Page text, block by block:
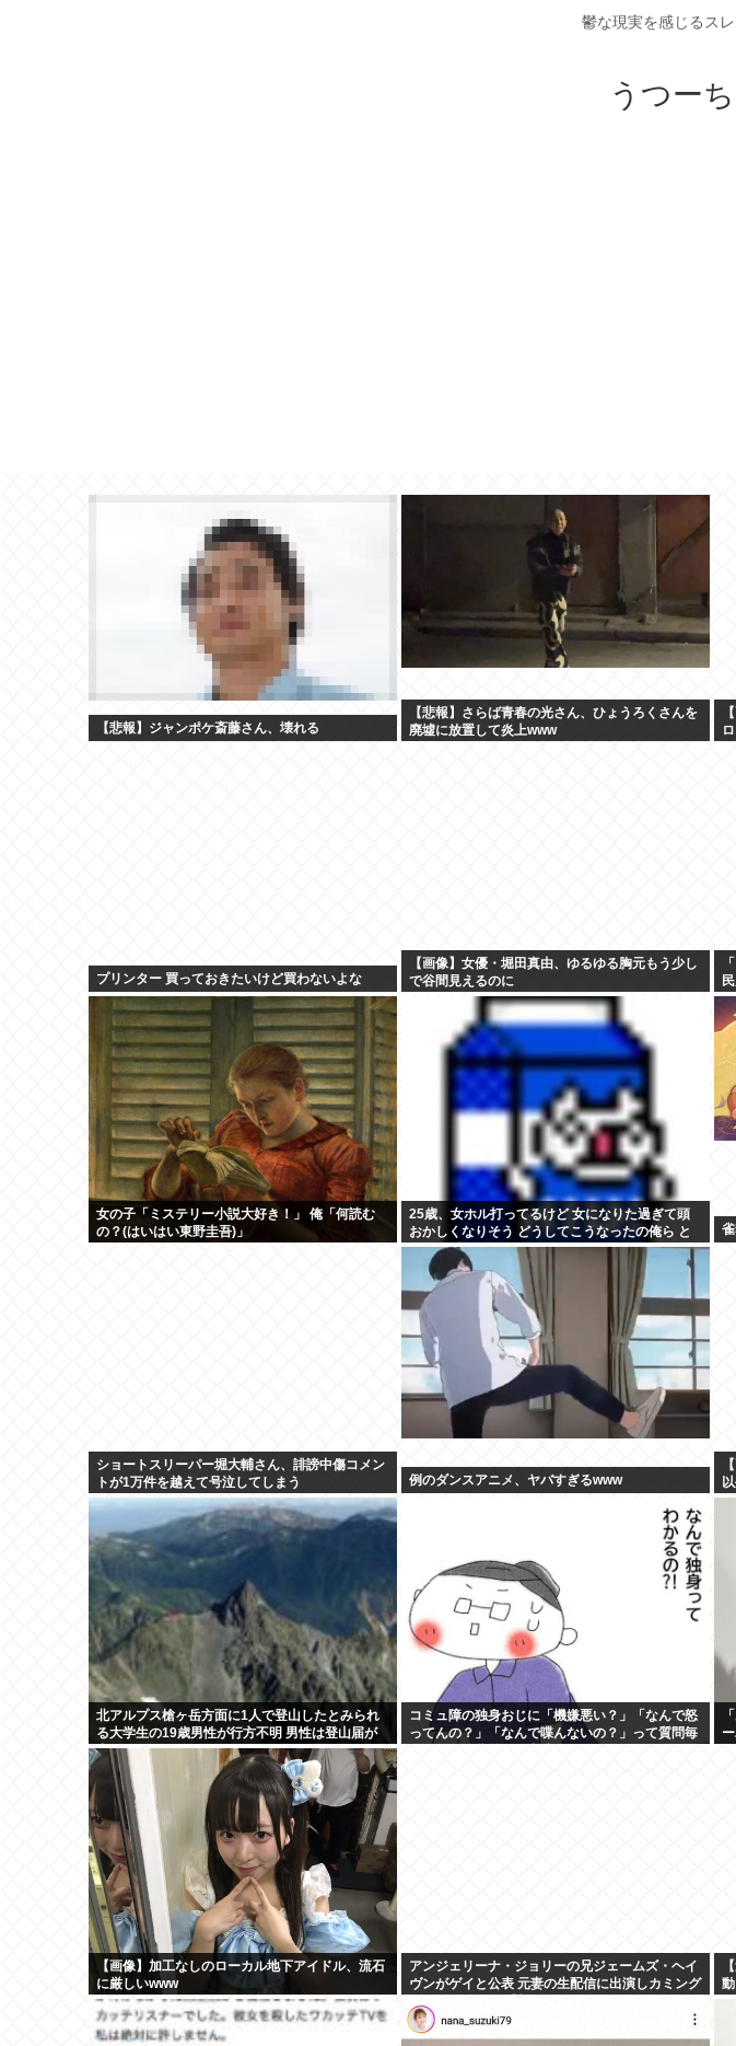
鬱な現実を感じるス
うつー
【悲報】ジャンポケ斎藤さん、壊れる
【悲報】さらば青春の光さん、ひょうろくさんを
廃墟に放置して炎上www
プリンター 買っておきたいけど買わないよな
【画像】女優・堀田真由、ゆるゆる胸元もう少し
で谷間見えるのに
女の子「ミステリー小説大好き！」 俺「何読む
の？(はいはい東野圭吾)」
25歳、女ホル打ってるけど 女になりた過ぎて頭
おかしくなりそう どうしてこうなったの俺ら と
りあえずオ●ニーしてきた
ショートスリーパー堀大輔さん、誹謗中傷コメン
トが1万件を越えて号泣してしまう
例のダンスアニメ、ヤバすぎるwww
北アルプス槍ヶ岳方面に1人で登山したとみられ
る大学生の19歳男性が行方不明 男性は登山届が
出していた
コミュ障の独身おじに「機嫌悪い？」「なんで怒
ってんの？」「なんで喋んないの？」って質問毎
【画像】加工なしのローカル地下アイドル、流石
に厳しいwww
アンジェリーナ・ジョリーの兄ジェームズ・ヘイ
ヴンがゲイと公表 元妻の生配信に出演しカミング